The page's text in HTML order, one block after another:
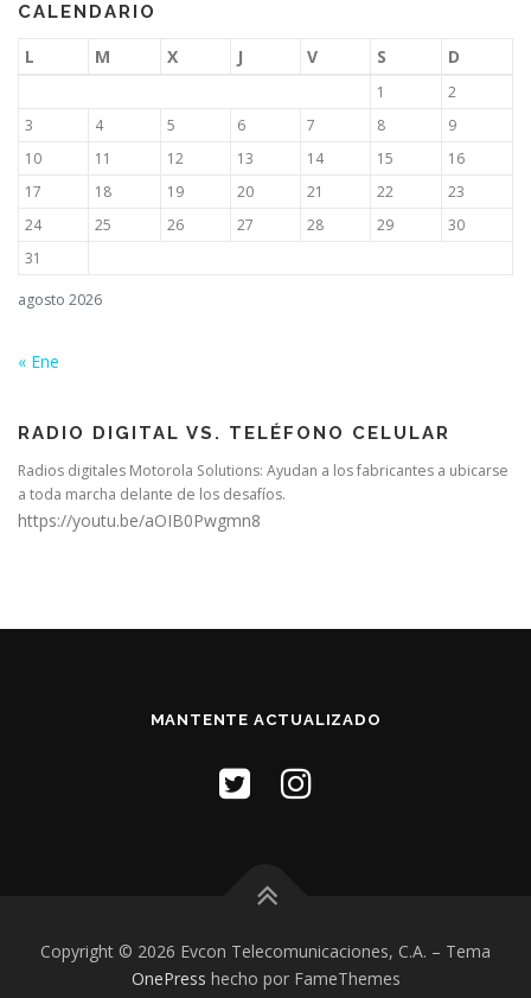
CALENDARIO
agosto 2026
L M X J V S D
1
2
3
4 5 6 7 8
9
10
11 12 13 14 15
16
17
18 19 20 21 22
23
24
25 26 27 28 29
30
31
« Ene
RADIO DIGITAL VS. TELÉFONO CELULAR
Radios digitales Motorola Solutions: Ayudan a los fabricantes a ubicarse
a toda marcha delante de los desafíos.
https://youtu.be/aOIB0Pwgmn8
MANTENTE ACTUALIZADO
Copyright © 2026 Evcon Telecomunicaciones, C.A. – Tema
OnePress hecho por FameThemes